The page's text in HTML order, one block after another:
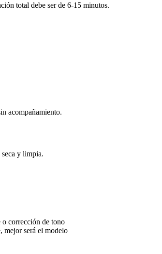
total debe ser de 6-15 minutos.
acompañamiento.
y limpia.
corrección de tono
mejor será el modelo